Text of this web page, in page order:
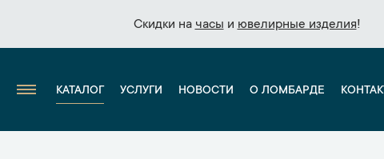
Скидки на часы и ювелирные изделия!
Скидки на часы и ювелирные изделия!
КАТАЛОГ УСЛУГИ НОВОСТИ О ЛОМБАРДЕ